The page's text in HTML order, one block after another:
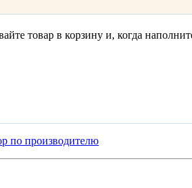
товар в корзину и, когда
по производителю